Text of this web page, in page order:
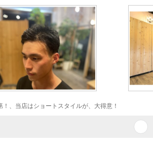
！、当店はショートスタイルが、大得意！